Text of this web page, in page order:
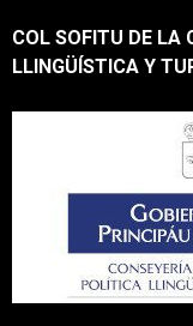
COL SOFITU DE LA
LLINGÜÍSTICA Y